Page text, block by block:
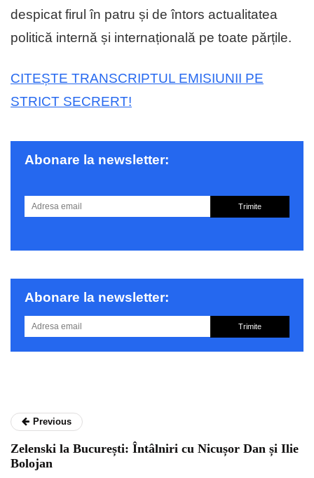
despicat firul în patru și de întors actualitatea
politică internă și internațională pe toate părțile.
CITEȘTE TRANSCRIPTUL EMISIUNII PE
STRICT SECRERT!
Abonare la newsletter:
Trimite
Abonare la newsletter:
Trimite
Previous
Zelenski la București: Întâlniri cu Nicușor Dan și Ilie
Bolojan